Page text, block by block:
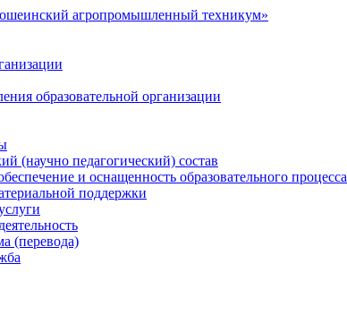
образовательной организации
(научно педагогический) состав
и оснащенность образовательного процесса
поддержки
(перевода)